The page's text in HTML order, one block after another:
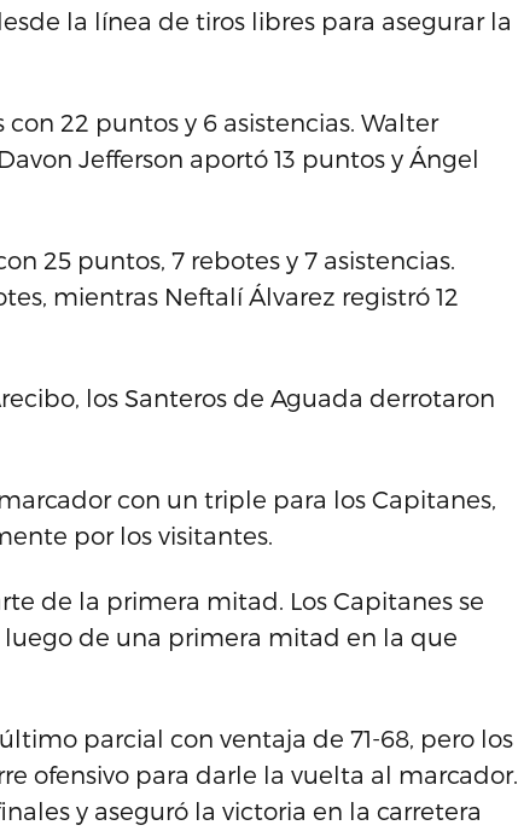
la línea de tiros libres para asegurar la
22 puntos y 6 asistencias. Walter
Jefferson aportó 13 puntos y Ángel
25 puntos, 7 rebotes y 7 asistencias.
mientras Neftalí Álvarez registró 12
los Santeros de Aguada derrotaron
con un triple para los Capitanes,
por los visitantes.
de la primera mitad. Los Capitanes se
luego de una primera mitad en la que
parcial con ventaja de 71-68, pero los
ofensivo para darle la vuelta al marcador.
y aseguró la victoria en la carretera